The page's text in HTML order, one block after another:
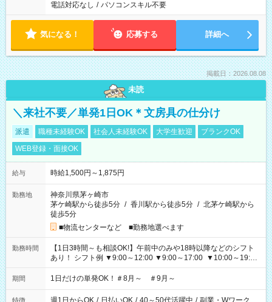
電話対応なし / パソコンスキル不要
気になる！ 応募する 詳細へ
掲載日：2026.08.08
未読
＼来社不要／単発1日OK＊文房具の仕分け
派遣 職種未経験OK 社会人未経験OK 大学生歓迎
ブランクOK
WEB登録・面接OK
給与 時給1,500円～1,875円
勤務地
神奈川県茅ヶ崎市
茅ケ崎駅から徒歩5分 / 香川駅から徒歩5分 / 北茅ケ崎駅から
徒歩5分
■物流センターなど ■勤務地選べます
勤務時間
【1日3時間～も相談OK!】午前中のみや18時以降などのシフト
あり！ シフト例 ▼9:00～12:00 ▼9:00～17:00 ▼10:00～19:00
▼18:00～21:00
期間 1日だけの単発OK！＃8月～ ＃9月～
特徴 週1日からOK / 日払いOK / 40～50代活躍中 / 副業・Wワーク